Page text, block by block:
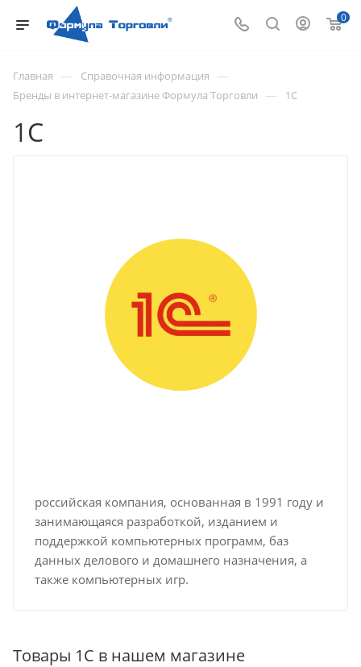
0
Главная — Справочная информация —
Бренды в интернет-магазине Формула Торговли — 1С
1С
российская компания, основанная в 1991 году и
занимающаяся разработкой, изданием и
поддержкой компьютерных программ, баз
данных делового и домашнего назначения, а
также компьютерных игр.
Товары 1С в нашем магазине